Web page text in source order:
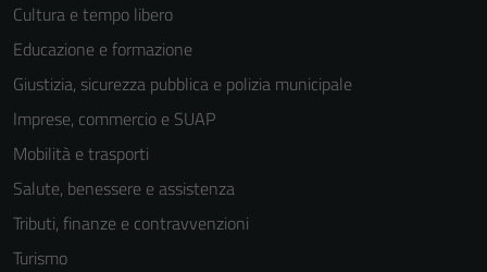
Cultura e tempo libero
Educazione e formazione
Giustizia, sicurezza pubblica e polizia municipale
Imprese, commercio e SUAP
Mobilità e trasporti
Salute, benessere e assistenza
Tributi, finanze e contravvenzioni
Turismo